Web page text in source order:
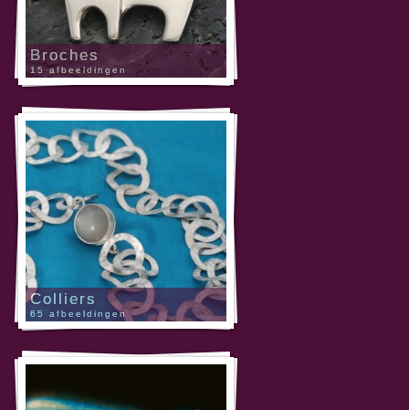
Broches
15 afbeeldingen
Colliers
65 afbeeldingen